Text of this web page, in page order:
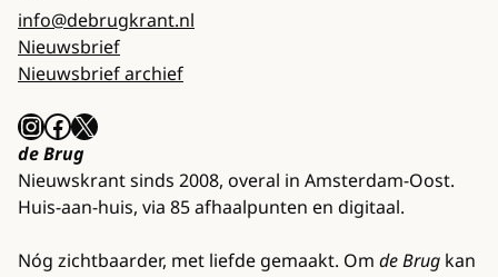
info@debrugkrant.nl
Nieuwsbrief
Nieuwsbrief archief
InstagramFacebook X
de Brug
Nieuwskrant sinds 2008, overal in Amsterdam-Oost.
Huis-aan-huis, via 85 afhaalpunten en digitaal.
Nóg zichtbaarder, met liefde gemaakt. Om de Brug kan